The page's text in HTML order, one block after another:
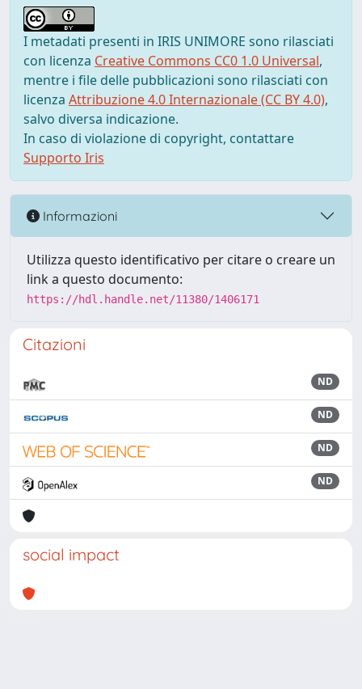
I metadati presenti in IRIS UNIMORE sono rilasciati
con licenza Creative Commons CC0 1.0 Universal,
mentre i file delle pubblicazioni sono rilasciati con
licenza Attribuzione 4.0 Internazionale (CC BY 4.0),
salvo diversa indicazione.
In caso di violazione di copyright, contattare
Supporto Iris
Informazioni
Utilizza questo identificativo per citare o creare un
link a questo documento:
https://hdl.handle.net/11380/1406171
Citazioni
ND
ND
ND
ND
social impact